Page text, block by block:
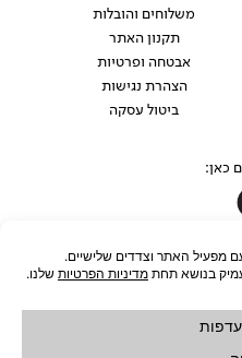
משלוחים והובלות
תקנון האתר
אבטחה ופרטיות
הצהרת נגישות
ביטול עסקה
כאן:
לפני כולם?